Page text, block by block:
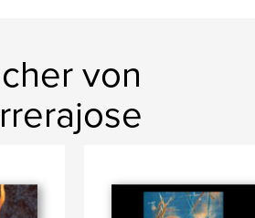
von